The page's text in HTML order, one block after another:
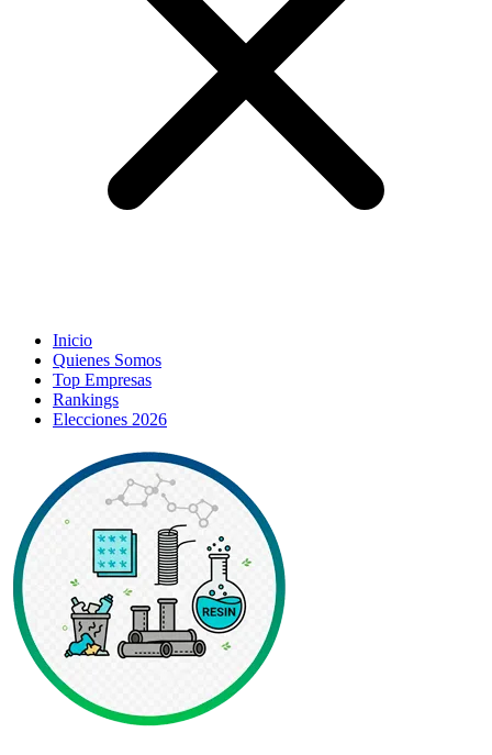
Inicio
Quienes Somos
Top Empresas
Rankings
Elecciones 2026